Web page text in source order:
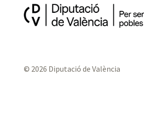
© 2026 Diputació de València